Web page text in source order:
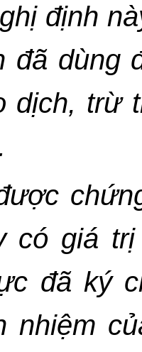
định
đã dùng
dịch, trừ
có giá
đã ký
nhiệm